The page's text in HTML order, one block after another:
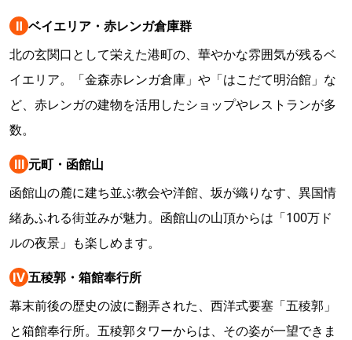
Ⅱ ベイエリア・赤レンガ倉庫群
北の玄関口として栄えた港町の、華やかな雰囲気が残るベ
イエリア。「金森赤レンガ倉庫」や「はこだて明治館」な
ど、赤レンガの建物を活用したショップやレストランが多
数。
Ⅲ 元町・函館山
函館山の麓に建ち並ぶ教会や洋館、坂が織りなす、異国情
緒あふれる街並みが魅力。函館山の山頂からは「100万ド
ルの夜景」も楽しめます。
Ⅳ五稜郭・箱館奉行所
幕末前後の歴史の波に翻弄された、西洋式要塞「五稜郭」
と箱館奉行所。五稜郭タワーからは、その姿が一望できま